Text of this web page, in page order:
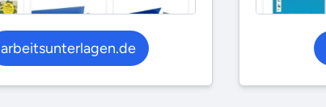
arbeitsunterlagen.de